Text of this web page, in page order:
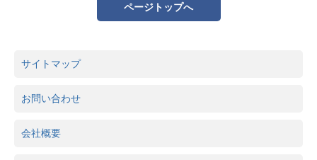
ページトップへ
サイトマップ
お問い合わせ
会社概要